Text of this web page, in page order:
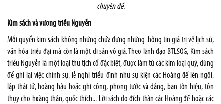
chuyên đề.
Kim sách và vương triều Nguyễn
Mỗi quyển kim sách không những chứa đựng những thông tin giá trị về lịch sử,
văn hóa triều đại mà còn là một di sản vô giá. Theo lãnh đạo BTLSQG, Kim sách
triều Nguyễn là một loại thư tịch cổ đặc biệt, được làm từ các kim loại quý, dùng
để ghi lại việc chính sự, lễ nghi triều đình như sự kiện các Hoàng đế lên ngôi,
lập thái tử, hoàng hậu hoặc ghi công, phong tước và dâng, ban tôn hiệu, tôn
thụy cho hoàng thân, quốc thích... Lời sách do đích thân các Hoàng đế hoặc các